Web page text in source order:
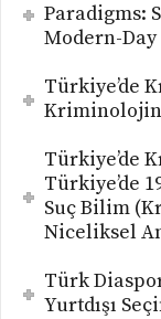
Paradigms:
Modern-
Türkiye’de
Türkiye’de
Türkiye’de
Suç Bilim
Niceliksel
Türk
Yurtdışı